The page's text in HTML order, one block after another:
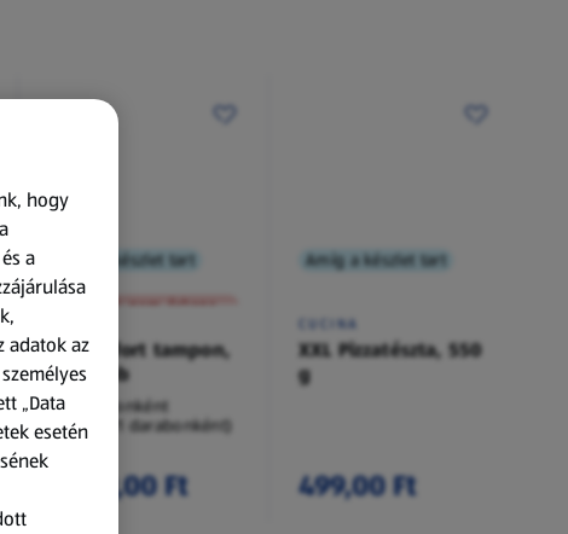
Amíg a készlet tart
XXL
A termék nem érkezett meg!
Procomfort tampon,
54 darab
54 darabonként
(62,94 Ft/1 darabonként)
3 399,00 Ft
Amíg a készlet tart
CUCINA
XXL Pizzatészta, 550
g
499,00 Ft
hogy
a
adatok az
„Data
esetén